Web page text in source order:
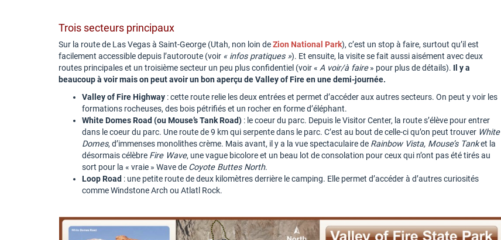
Trois secteurs principaux
Sur la route de Las Vegas à Saint-George (Utah, non loin deZion National Park), c’est un stop à faire, surtout qu’il est
facilement accessible depuis l’autoroute (voir « infos pratiques »). Et ensuite, la visite se fait aussi aisément avec deux
routes principales et un troisième secteur un peu plus confidentiel (voir «A voir/à faire» pour plus de détails). Il y a
beaucoup à voir mais on peut avoir un bon aperçu de Valley of Fire en une demi-journée.
Valley of Fire Highway : cette route relie les deux entrées et permet d’accéder aux autres secteurs. On peut y voir les
formations rocheuses, des bois pétrifiés et un rocher en forme d’éléphant.
White Domes Road (ou Mouse’s Tank Road) : le coeur du parc. Depuis le Visitor Center, la route s’élève pour entrer
dans le coeur du parc. Une route de 9 km qui serpente dans le parc. C’est au bout de celle-ci qu’on peut trouver White
Domes, d’immenses monolithes crème. Mais avant, il y a la vue spectaculaire de Rainbow Vista, Mouse’s Tanket la
désormais célèbre Fire Wave, une vague bicolore et un beau lot de consolation pour ceux qui n’ont pas été tirés au
sort pour la « vraie » Wave de Coyote Buttes North.
Loop Road : une petite route de deux kilomètres derrière le camping. Elle permet d’accéder à d’autres curiosités
comme Windstone Arch ou Atlatl Rock.